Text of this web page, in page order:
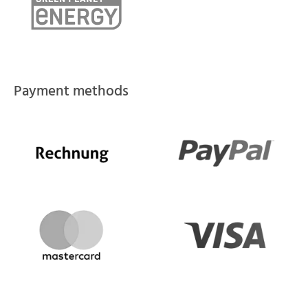
Payment methods